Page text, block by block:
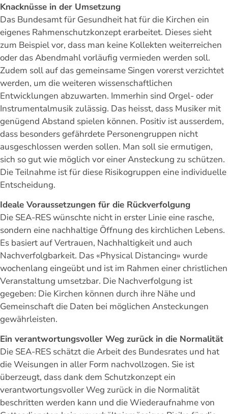
Knacknüsse in der Umsetzung
Das Bundesamt für Gesundheit hat für die Kirchen ein
eigenes Rahmenschutzkonzept erarbeitet. Dieses sieht
zum Beispiel vor, dass man keine Kollekten weiterreichen
oder das Abendmahl vorläufig vermieden werden soll.
Zudem soll auf das gemeinsame Singen vorerst verzichtet
werden, um die weiteren wissenschaftlichen
Entwicklungen abzuwarten. Immerhin sind Orgel- oder
Instrumentalmusik zulässig. Das heisst, dass Musiker mit
genügend Abstand spielen können. Positiv ist ausserdem,
dass besonders gefährdete Personengruppen nicht
ausgeschlossen werden sollen. Man soll sie ermutigen,
sich so gut wie möglich vor einer Ansteckung zu schützen.
Die Teilnahme ist für diese Risikogruppen eine individuelle
Entscheidung.
Ideale Voraussetzungen für die Rückverfolgung
Die SEA-RES wünschte nicht in erster Linie eine rasche,
sondern eine nachhaltige Öffnung des kirchlichen Lebens.
Es basiert auf Vertrauen, Nachhaltigkeit und auch
Nachverfolgbarkeit. Das «Physical Distancing» wurde
wochenlang eingeübt und ist im Rahmen einer christlichen
Veranstaltung umsetzbar. Die Nachverfolgung ist
gegeben: Die Kirchen können durch ihre Nähe und
Gemeinschaft die Daten bei möglichen Ansteckungen
gewährleisten.
Ein verantwortungsvoller Weg zurück in die Normalität
Die SEA-RES schätzt die Arbeit des Bundesrates und hat
die Weisungen in aller Form nachvollzogen. Sie ist
überzeugt, dass dank dem Schutzkonzept ein
verantwortungsvoller Weg zurück in die Normalität
beschritten werden kann und die Wiederaufnahme von